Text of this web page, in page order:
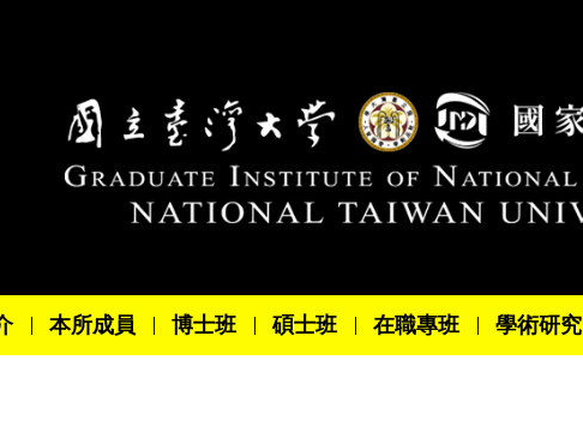
本所成員 博士班 碩士班 在職專班 學術研究